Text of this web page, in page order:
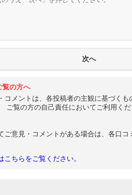
覧の方へ
コメントは、各投稿者の主観に基づく
ご覧の方の自己責任においてご利用くだ
ご意見・コメントがある場合は、各口
ちらをご覧ください。